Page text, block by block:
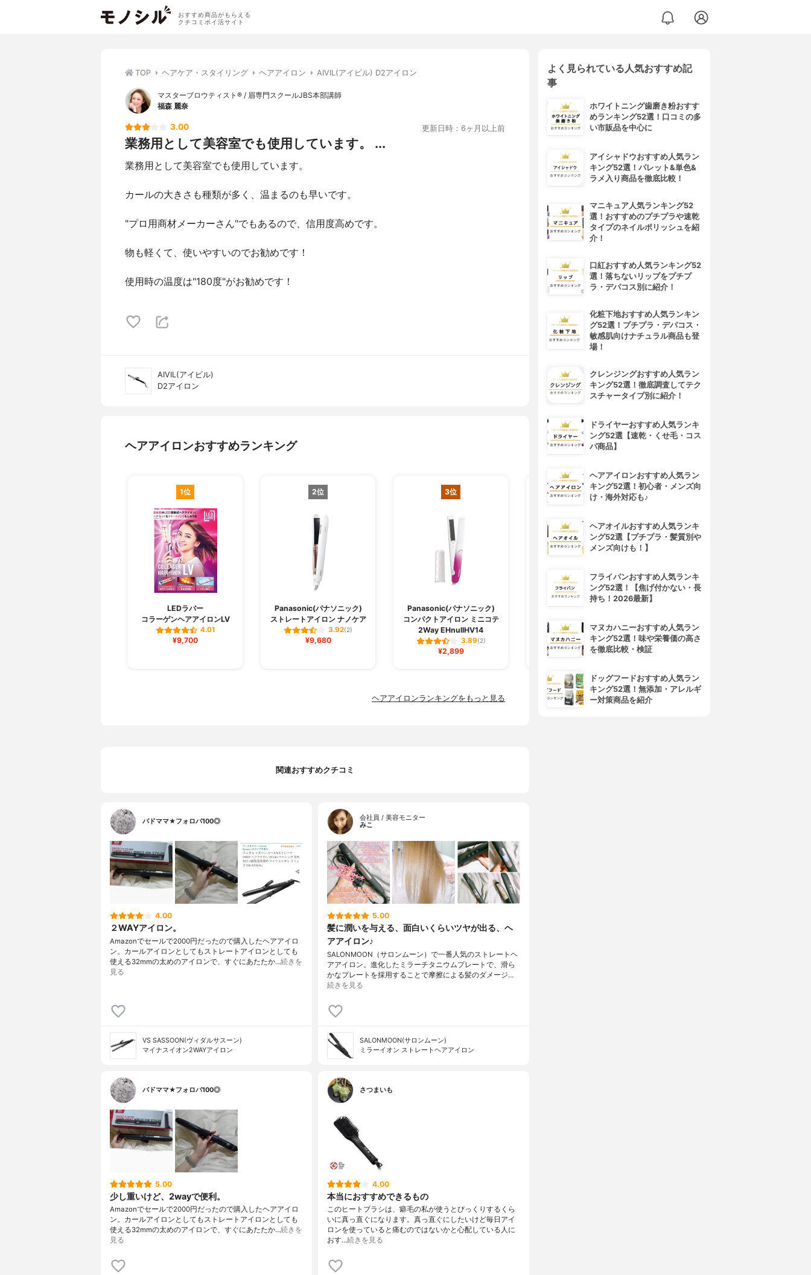
おすすめ商品がもらえる
クチコミポイ活サイト
TOP ヘアケア・スタイリング ヘアアイロン AIVIL(アイビル) D2アイロン
マスターブロウティスト® / 眉専門スクールJBS本部講師
福森 麗奈
3.00 更新日時：6ヶ月以上前
業務用として美容室でも使用しています。 ...
業務用として美容室でも使用しています。
カールの大きさも種類が多く、温まるのも早いです。
"プロ用商材メーカーさん"でもあるので、信用度高めです。
物も軽くて、使いやすいのでお勧めです！
使用時の温度は"180度"がお勧めです！
AIVIL(アイビル)
D2アイロン
ヘアアイロンおすすめランキング
1位
LEDラバー
コラーゲンヘアアイロンLV
4.01
¥9,700
2位
Panasonic(パナソニック)
ストレートアイロン ナノケア
3.92(2)
¥9,680
3位
Panasonic(パナソニック)
コンパクトアイロン ミニコテ
2Way EHnullHV14
3.89(2)
¥2,899
4位
ティ EHnullHT11
3.89(2)
¥1,780
ト＆カール
ヘアアイロンランキングをもっと見る
関連おすすめクチコミ
バドママ★フォロバ100◎
4.00
２WAYアイロン。
Amazonでセールで2000円だったので購入したヘアアイロ
ン。カールアイロンとしてもストレートアイロンとしても
使える32mmの太めのアイロンで、すぐにあたたか…続きを
見る
VS SASSOON(ヴィダルサスーン)
マイナスイオン2WAYアイロン
会社員 / 美容モニター
みこ
5.00
髪に潤いを与える、面白いくらいツヤが出る、ヘ
アアイロン♪
SALONMOON（サロンムーン）で一番人気のストレートヘ
アアイロン。進化したミラーチタニウムプレートで、滑ら
かなプレートを採用することで摩擦による髪のダメージ…
続きを見る
SALONMOON(サロンムーン)
ミラーイオン ストレートヘアアイロン
バドママ★フォロバ100◎
5.00
少し重いけど、2wayで便利。
Amazonでセールで2000円だったので購入したヘアアイロ
ン。カールアイロンとしてもストレートアイロンとしても
使える32mmの太めのアイロンで、すぐにあたたか…続きを
見る
さつまいも
4.00
本当におすすめできるもの
このヒートブラシは、癖毛の私が使うとびっくりするくら
いに真っ直ぐになります。真っ直ぐにしたいけど毎日アイ
ロンを使っていると痛むのではないかと心配している人に
おす…続きを見る
よく見られている人気おすすめ記
事
ホワイトニング歯磨き粉おすす
めランキング52選！口コミの多
い市販品を中心に
アイシャドウおすすめ人気ラン
キング52選！パレット&単色&
ラメ入り商品を徹底比較！
マニキュア人気ランキング52
選！おすすめのプチプラや速乾
タイプのネイルポリッシュを紹
介！
口紅おすすめ人気ランキング52
選！落ちないリップをプチプ
ラ・デパコス別に紹介！
化粧下地おすすめ人気ランキン
グ52選！プチプラ・デパコス・
敏感肌向けナチュラル商品も登
場！
クレンジングおすすめ人気ラン
キング52選！徹底調査してテク
スチャータイプ別に紹介！
ドライヤーおすすめ人気ランキ
ング52選【速乾・くせ毛・コス
パ商品】
ヘアアイロンおすすめ人気ラン
キング52選！初心者・メンズ向
け・海外対応も♪
ヘアオイルおすすめ人気ランキ
ング52選【プチプラ・髪質別や
メンズ向けも！】
フライパンおすすめ人気ランキ
ング52選！【焦げ付かない・長
持ち！2026最新】
マヌカハニーおすすめ人気ラン
キング52選！味や栄養価の高さ
を徹底比較・検証
ドッグフードおすすめ人気ラン
キング52選！無添加・アレルギ
ー対策商品を紹介